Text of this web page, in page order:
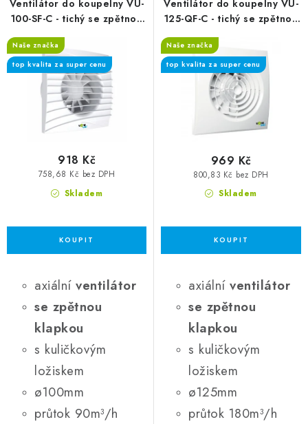
Ventilátor do koupelny VU-
100-SF-C - tichý se zpětnou
klapkou, základní bez
funkcí
Naše značka
top kvalita za super cenu
Skladem
758,68 Kč bez DPH
918 Kč
axiální ventilátor
se zpětnou
klapkou
s kuličkovým
ložiskem
ø100mm
průtok 90m³/h
Ventilátor do koupelny VU-
125-QF-C - tichý se zpětnou
klapkou, základní bez
funkcí
Naše značka
top kvalita za super cenu
Skladem
800,83 Kč bez DPH
969 Kč
axiální ventilátor
se zpětnou
klapkou
s kuličkovým
ložiskem
ø125mm
průtok 180m³/h